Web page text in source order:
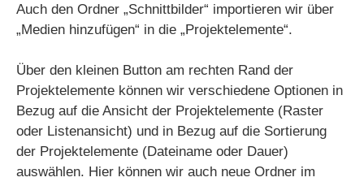
Auch den Ordner „Schnittbilder“ importieren wir über
„Medien hinzufügen“ in die „Projektelemente“.
Über den kleinen Button am rechten Rand der
Projektelemente können wir verschiedene Optionen in
Bezug auf die Ansicht der Projektelemente (Raster
oder Listenansicht) und in Bezug auf die Sortierung
der Projektelemente (Dateiname oder Dauer)
auswählen. Hier können wir auch neue Ordner im